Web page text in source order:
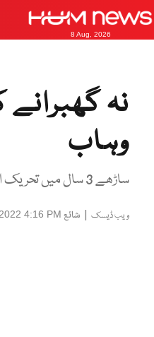
8 Aug, 2026
نہ
وہاب
ساڑھے 3 سال میں تحریک انصاف نے پاکستانیوں کو انصاف نہیں دیا، ایڈمنسٹریٹر کراچی
ویب ڈیسک | شائع 4:16 PM